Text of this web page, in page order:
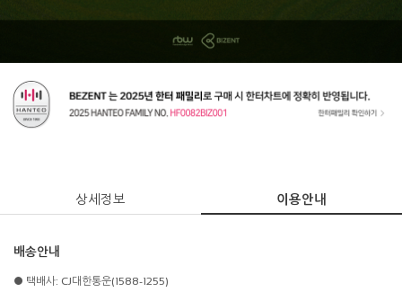
상세정보 이용안내
배송안내
● 택배사: CJ대한통운(1588-1255)